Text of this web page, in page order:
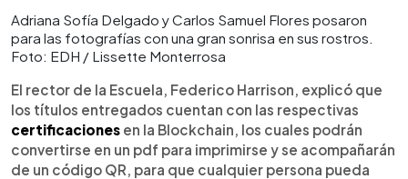
Adriana Sofía Delgado y Carlos Samuel Flores posaron
para las fotografías con una gran sonrisa en sus rostros.
Foto: EDH / Lissette Monterrosa
El rector de la Escuela, Federico Harrison, explicó que
los títulos entregados cuentan con las respectivas
certificaciones en la Blockchain, los cuales podrán
convertirse en un pdf para imprimirse y se acompañarán
de un código QR, para que cualquier persona pueda